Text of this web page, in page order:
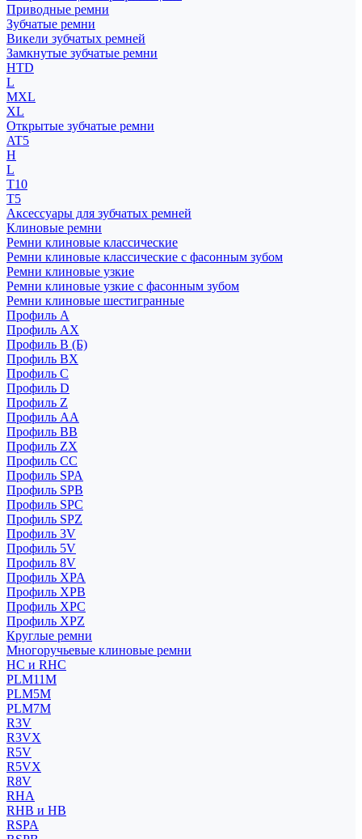
Приводные ремни
Зубчатые ремни
Викели зубчатых ремней
Замкнутые зубчатые ремни
HTD
L
MXL
XL
Открытые зубчатые ремни
AT5
H
L
T10
T5
Аксессуары для зубчатых ремней
Клиновые ремни
Ремни клиновые классические
Ремни клиновые классические с фасонным зубом
Ремни клиновые узкие
Ремни клиновые узкие с фасонным зубом
Ремни клиновые шестигранные
Профиль A
Профиль AX
Профиль B (Б)
Профиль BX
Профиль C
Профиль D
Профиль Z
Профиль АА
Профиль BB
Профиль ZX
Профиль CC
Профиль SPA
Профиль SPB
Профиль SPC
Профиль SPZ
Профиль 3V
Профиль 5V
Профиль 8V
Профиль XPA
Профиль XPB
Профиль XPC
Профиль XPZ
Круглые ремни
Многоручьевые клиновые ремни
HC и RHC
PLM11M
PLM5M
PLM7M
R3V
R3VX
R5V
R5VX
R8V
RHA
RHB и HB
RSPA